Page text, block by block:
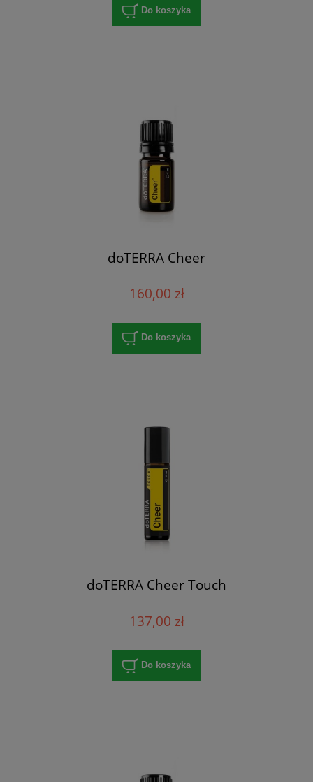
Do koszyka
doTERRA Cheer
160,00 zł
Do koszyka
doTERRA Cheer Touch
137,00 zł
Do koszyka